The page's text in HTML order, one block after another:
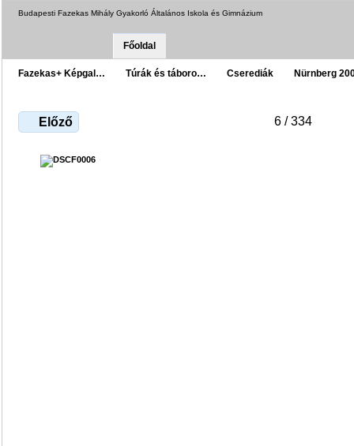
Budapesti Fazekas Mihály Gyakorló Általános Iskola és Gimnázium
Főoldal
Fazekas+ Képgal… Túrák és táboro… Cserediák Nürnberg
Előző 6 / 334